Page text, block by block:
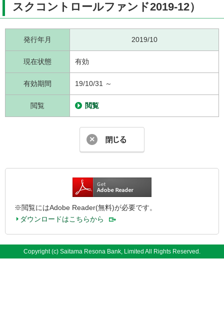
スクコントロールファンド2019-12）
発行年月 2019/10
現在状態 有効
有効期間 19/10/31 ～
閲覧 閲覧
※閲覧にはAdobe Reader(無料)が必要です。
ダウンロードはこちらから
Copyright (c) Saitama Resona Bank, Limited All Rights Reserved.